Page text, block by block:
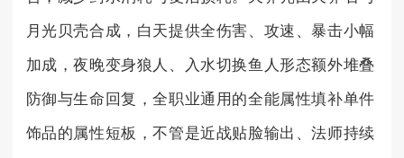
月光贝壳合成，白天提供全伤害、攻速、暴击小幅
加成，夜晚变身狼人、入水切换鱼人形态额外堆叠
防御与生命回复，全职业通用的全能属性填补单件
饰品的属性短板，不管是近战贴脸输出、法师持续